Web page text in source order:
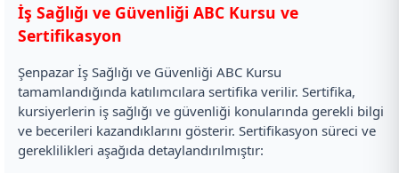
İş Sağlığı ve Güvenliği ABC Kursu ve
Sertifikasyon
Şenpazar İş Sağlığı ve Güvenliği ABC Kursu
tamamlandığında katılımcılara sertifika verilir. Sertifika,
kursiyerlerin iş sağlığı ve güvenliği konularında gerekli bilgi
ve becerileri kazandıklarını gösterir. Sertifikasyon süreci ve
gereklilikleri aşağıda detaylandırılmıştır: